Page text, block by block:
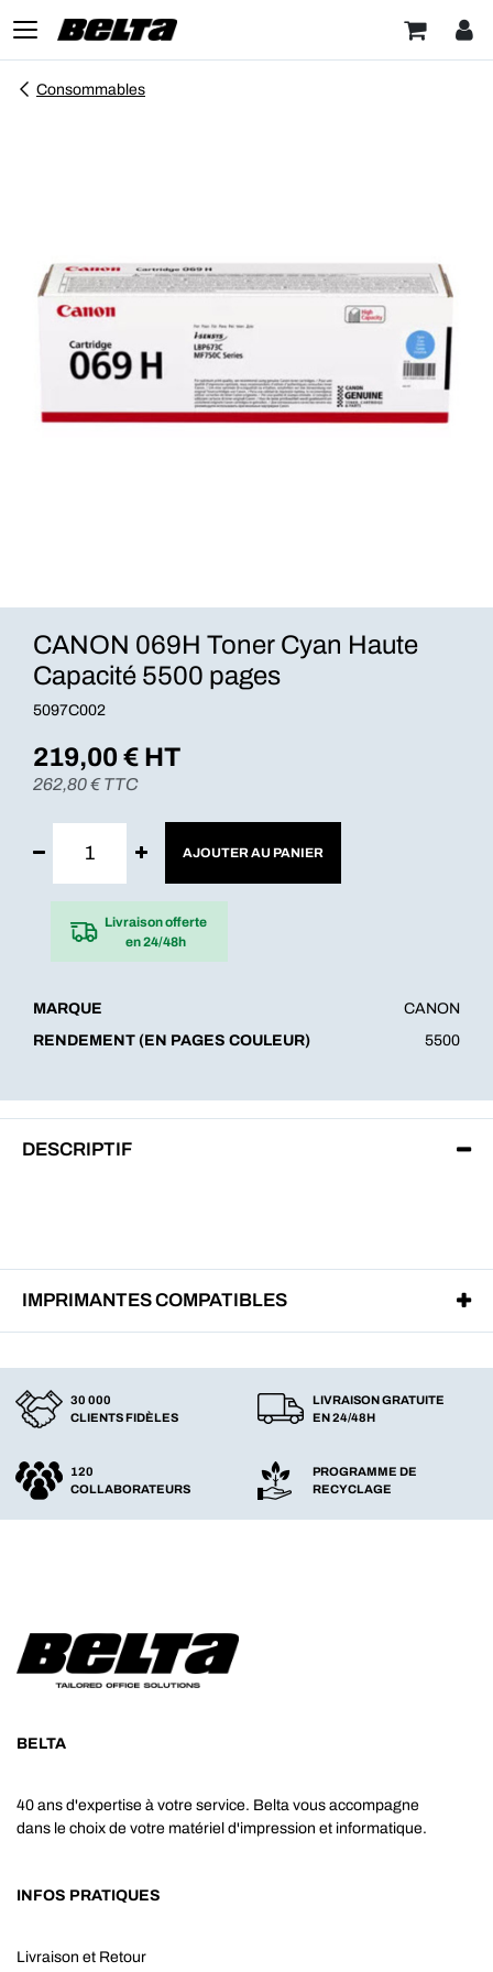
Consommables
CANON 069H Toner Cyan Haute
Capacité 5500 pages
5097C002
219,00€ HT
262,80€ TTC
AJOUTER AU PANIER
Livraison offerte
en 24/48h
MARQUE
CANON
RENDEMENT (EN PAGES COULEUR)
5500
DESCRIPTIF
IMPRIMANTES COMPATIBLES
30 000
CLIENTS FIDÈLES
LIVRAISON GRATUITE
EN 24/48H
120
COLLABORATEURS
PROGRAMME DE
RECYCLAGE
BELTA
40 ans d'expertise à votre service. Belta vous accompagne
dans le choix de votre matériel d'impression et informatique.
INFOS PRATIQUES
Livraison et Retour